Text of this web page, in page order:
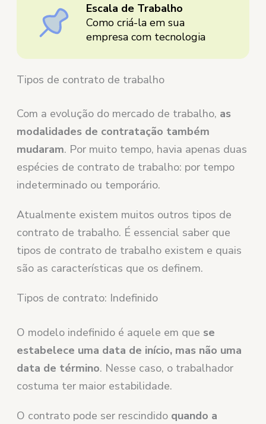
Escala de Trabalho
Como criá-la em sua
empresa com tecnologia
Tipos de contrato de trabalho
Com a evolução do mercado de trabalho, as
modalidades de contratação também
mudaram. Por muito tempo, havia apenas duas
espécies de contrato de trabalho: por tempo
indeterminado ou temporário.
Atualmente existem muitos outros tipos de
contrato de trabalho. É essencial saber que
tipos de contrato de trabalho existem e quais
são as características que os definem.
Tipos de contrato: Indefinido
O modelo indefinido é aquele em que se
estabelece uma data de início, mas não uma
data de término. Nesse caso, o trabalhador
costuma ter maior estabilidade.
O contrato pode ser rescindido quando a